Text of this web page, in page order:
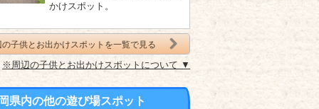
かけスポット。
の子供とお出かけスポットを一覧で見る
※周辺の子供とお出かけスポットについて ▼
県内の他の遊び場スポット